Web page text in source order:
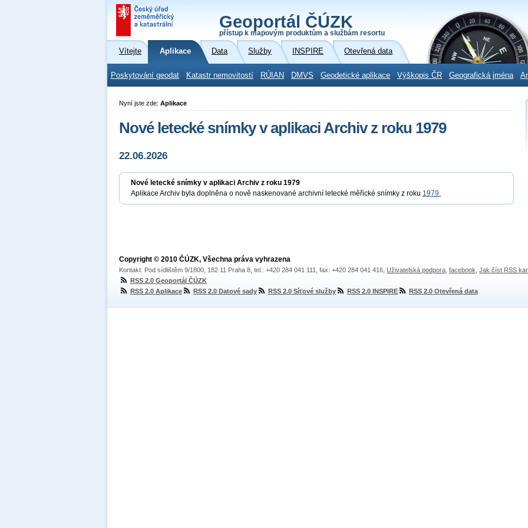
Geoportál ČÚZK
přístup k mapovým produktům a službám resortu
Vítejte Aplikace Data Služby INSPIRE Otevřená data
Poskytování geodat Katastr nemovitostí RÚIAN DMVS Geodetické aplikace Výškopis ČR Geografická jména
Nyní jste zde: Aplikace
Nové letecké snímky v aplikaci Archiv z roku 1979
22.06.2026
Nové letecké snímky v aplikaci Archiv z roku 1979
Aplikace Archiv byla doplněna o nově naskenované archivní letecké měřické snímky z roku 1979.
Copyright © 2010 ČÚZK, Všechna práva vyhrazena
Kontakt: Pod sídlištěm 9/1800, 182 11 Praha 8, tel.: +420 284 041 111, fax: +420 284 041 416, Uživatelská podpora facebook Jak číst RSS
RSS 2.0 Geoportál ČÚZK
RSS 2.0 Aplikace
RSS 2.0 Datové sady RSS 2.0 Síťové služby RSS 2.0 INSPIRE RSS 2.0 Otevřená data